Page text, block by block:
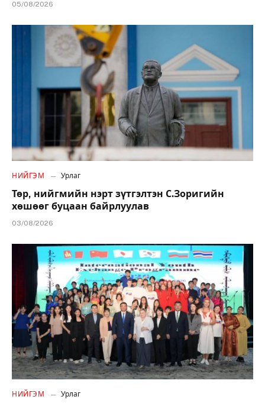
05/08/2026
НИЙГЭМ Урлаг
Төр, нийгмийн нэрт зүтгэлтэн С.Зоригийн
хөшөөг буцаан байрлуулав
03/08/2026
НИЙГЭМ Урлаг